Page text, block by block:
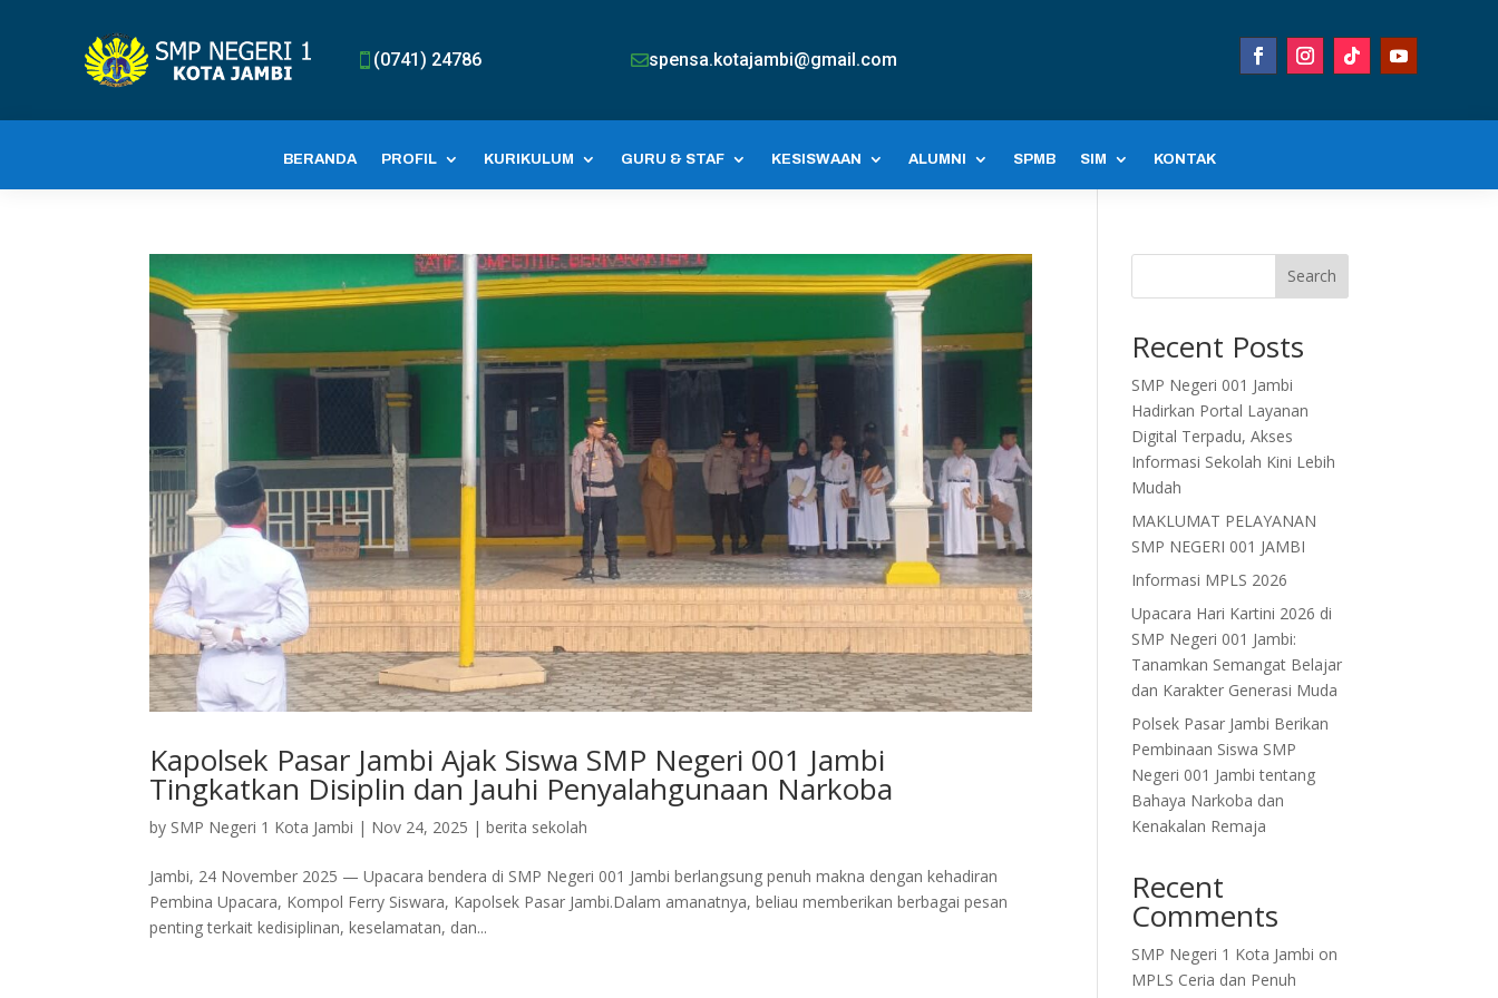
 (0741) 24786 spensa.kotajambi@gmail.com
BERANDA PROFIL KURIKULUM GURU & STAF KESISWAAN ALUMNI SPMB SIM KONTAK
Kapolsek Pasar Jambi Ajak Siswa SMP Negeri 001 Jambi
Tingkatkan Disiplin dan Jauhi Penyalahgunaan Narkoba
by SMP Negeri 1 Kota Jambi | Nov 24, 2025 |berita sekolah
Jambi, 24 November 2025 — Upacara bendera di SMP Negeri 001 Jambi berlangsung penuh makna dengan kehadiran
Pembina Upacara, Kompol Ferry Siswara, Kapolsek Pasar Jambi.Dalam amanatnya, beliau memberikan berbagai pesan
penting terkait kedisiplinan, keselamatan, dan...
Search
Recent Posts
SMP Negeri 001 Jambi
Hadirkan Portal Layanan
Digital Terpadu, Akses
Informasi Sekolah Kini Lebih
Mudah
MAKLUMAT PELAYANAN
SMP NEGERI 001 JAMBI
Informasi MPLS 2026
Upacara Hari Kartini 2026 di
SMP Negeri 001 Jambi:
Tanamkan Semangat Belajar
dan Karakter Generasi Muda
Polsek Pasar Jambi Berikan
Pembinaan Siswa SMP
Negeri 001 Jambi tentang
Bahaya Narkoba dan
Kenakalan Remaja
Recent
Comments
SMP Negeri 1 Kota Jambi on
MPLS Ceria dan Penuh